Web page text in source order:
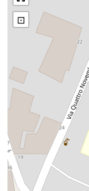
Refezione ai
Refezione ai
1947
Ricordi di
classe quarta
Ricordi di
Pensionati e
memoria delle
in archivio
⊡